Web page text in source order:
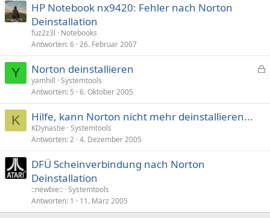
HP Notebook nx9420: Fehler nach Norton
Deinstallation
fuz2z3l
Notebooks
Antworten 6 26. Februar 2007
Y
p
Norton deinstallieren
yamhill Systemtools
Antworten 5 6. Oktober 2005
K Hilfe, kann Norton nicht mehr deinstallieren...
KDynastie Systemtools
Antworten 2 4. Dezember 2005
DFÜ Scheinverbindung nach Norton
Deinstallation
::newbie:: Systemtools
Antworten 1 11. März 2005